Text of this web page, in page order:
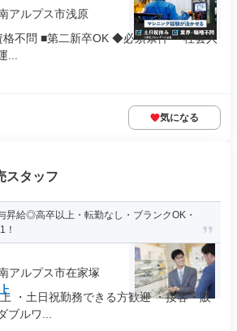
アルプス市浅原
格不問 ■第二新卒OK ◆必須条件 ・社会人
...
気になる
スタッフ
給◎高卒以上・転勤なし・ブランクOK・
！
アルプス市在家塚
・土日祝勤務できる方歓迎 ・接客・販
ブルワ...